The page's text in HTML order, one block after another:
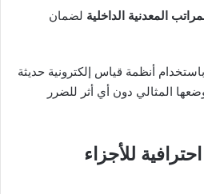
المعدنية الداخلية لضمان
أنظمة قياس إلكترونية حديثة
المثالي دون أي أثر للضرر
للأجزاء